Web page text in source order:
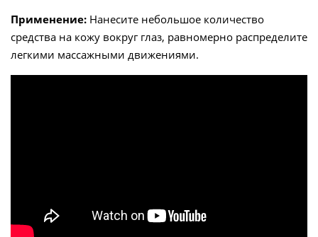
Применение: Нанесите небольшое количество
средства на кожу вокруг глаз, равномерно распределите
легкими массажными движениями.